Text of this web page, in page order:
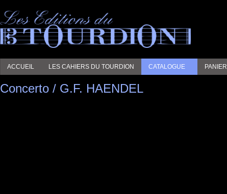
ACCUEIL LES CAHIERS DU TOURDION CATALOGUE PANIER
Concerto / G.F. HAENDEL